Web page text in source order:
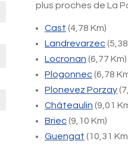
plus proches de La
Cast (4,78 Km)
Landrevarzec
Locronan (6,77 Km)
Plogonnec(6,78
Plonevez Porzay
Châteaulin (9,01
Briec(9,10 Km)
Guengat (10,31